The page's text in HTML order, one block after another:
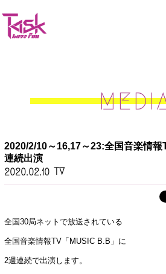
2020/2/10～16,17～23:全国音楽情
連続出演
2020.02.10 TV
全国30局ネットで放送されている
全国音楽情報TV「MUSIC B.B」に
2週連続で出演します。